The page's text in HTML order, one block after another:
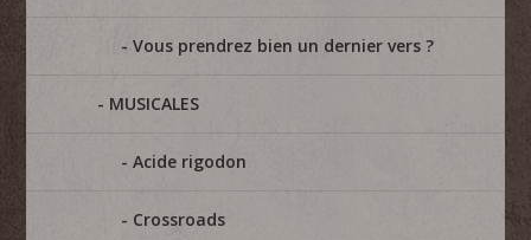
Vous prendrez bien un dernier vers ?
MUSICALES
Acide rigodon
Crossroads